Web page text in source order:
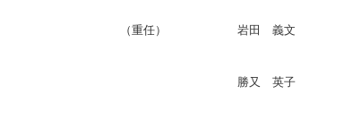
（重任） 岩田 義文
勝又 英子